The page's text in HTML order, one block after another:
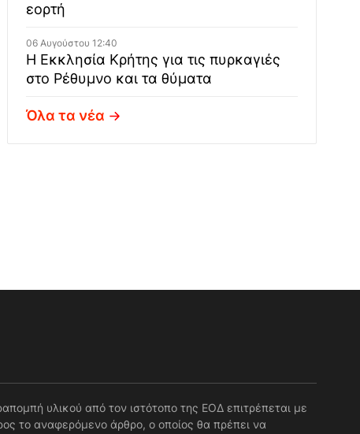
εορτή
06 Αυγούστου 12:40
Η Εκκλησία Κρήτης για τις πυρκαγιές
στο Ρέθυμνο και τα θύματα
Όλα τα νέα
υλικού από τον ιστότοπο της ΕΟΔ επιτρέπεται με
το αναφερόμενο άρθρο, ο οποίος θα πρέπει να